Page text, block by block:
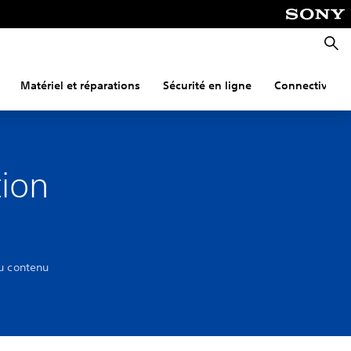
Matériel et réparations Sécurité en ligne Connectivité
contenu